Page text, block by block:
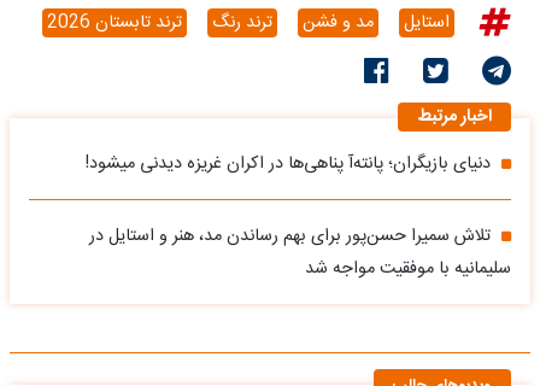
استایل مد و فشن ترند رنگ ترند تابستان 2026
اخبار مرتبط
دنیای بازیگران؛ پانته‌آ پناهی‌ها در اکران غریزه دیدنی میشود!
تلاش سمیرا حسن‌پور برای بهم رساندن مد، هنر و استایل در
سلیمانیه با موفقیت مواجه شد